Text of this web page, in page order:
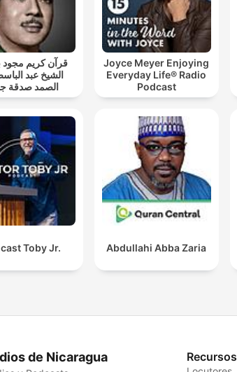
قرآن كريم
الشيخ عبد
الصمد صدقة
Joyce Meyer Enjoying
Everyday Life® Radio
Podcast
Toby Jr. Abdullahi Abba Zaria
de Nicaragua Recursos